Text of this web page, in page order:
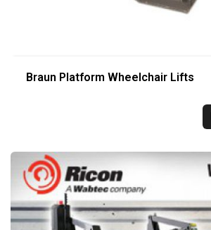
Braun Platform Wheelchair Lifts